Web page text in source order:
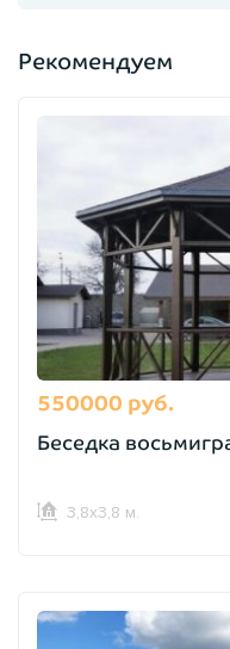
Рекомендуем
550000 руб.
Беседка
3,8х3,8 м.